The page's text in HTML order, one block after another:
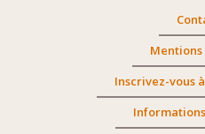
Inscrivez-vous